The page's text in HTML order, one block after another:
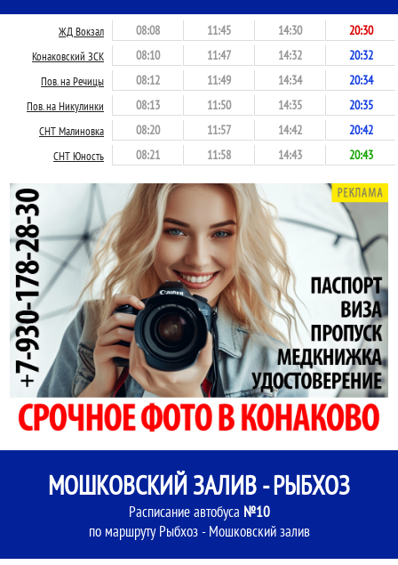
ЖД Вокзал 08:08 11:45 14:30 20:30
Конаковский ЗСК 08:10 11:47 14:32 20:32
Пов. на Речицы 08:12 11:49 14:34 20:34
Пов. на Никулинки 08:13 11:50 14:35 20:35
СНТ Малиновка 08:20 11:57 14:42 20:42
СНТ Юность 08:21 11:58 14:43 20:43
МОШКОВСКИЙ ЗАЛИВ - РЫБХОЗ
Расписание автобуса №10
по маршруту Рыбхоз - Мошковский залив